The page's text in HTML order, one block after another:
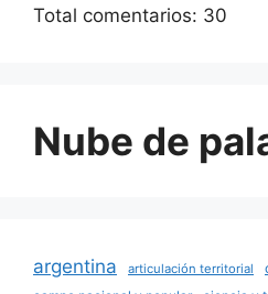
Total comentarios: 30
Nube de
argentina articulación territorial